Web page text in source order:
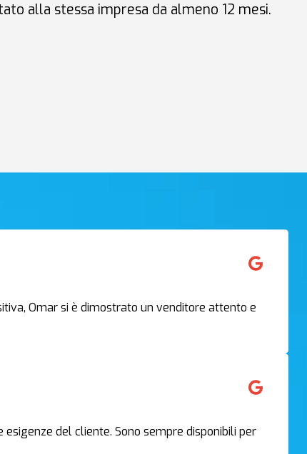
alla stessa impresa da almeno 12 mesi.
Omar si è dimostrato un venditore attento e
del cliente. Sono sempre disponibili per